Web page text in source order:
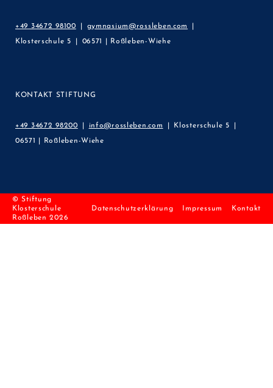
+49 34672 98100 gymnasium@rossleben.com
Klosterschule 5 06571 | Roßleben-Wiehe
KONTAKT STIFTUNG
+49 34672 98200 info@rossleben.com Klosterschule 5
06571 | Roßleben-Wiehe
© Stiftung
Klosterschule
Roßleben 2026
Datenschutzerklärung Impressum Kontakt